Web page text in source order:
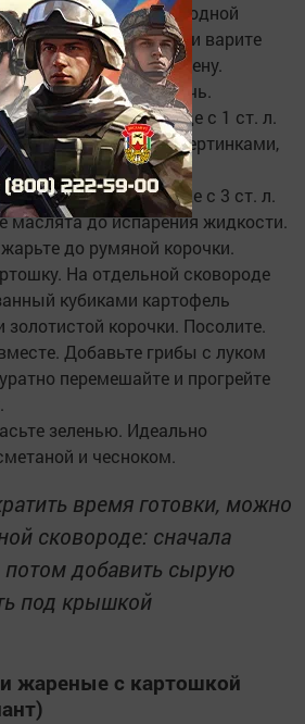
Залейте грибы холодной
до кипения, посолите и варите
огне, снимая пену.
и дайте воде стечь.
разогретой сковороде с 1 ст. л.
лук, нарезанный четвертинками,
На другой сковороде с 3 ст. л.
маслята до испарения жидкости.
до румяной корочки.
На отдельной сковороде
кубиками картофель
золотистой корочки. Посолите.
Добавьте грибы с луком
перемешайте и прогрейте
зеленью. Идеально
и чесноком.
время готовки, можно
сковороде: сначала
потом добавить сырую
под крышкой
жареные с картошкой